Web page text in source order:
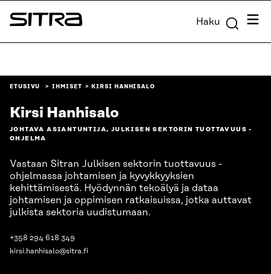
Siirry
suoraan
Sitra Haku
ETUSIVU IHMISET KIRSI HANHISALO
Kirsi Hanhisalo
JOHTAVA ASIANTUNTIJA, JULKISEN SEKTORIN TUOTTAVUUS -
OHJELMA
Vastaan Sitran Julkisen sektorin tuottavuus -
ohjelmassa johtamisen ja kyvykkyyksien
kehittämisestä. Hyödynnän tekoälyä ja dataa
johtamisen ja oppimisen ratkaisuissa, jotka auttavat
julkista sektoria uudistumaan.
+358 294 618 349
kirsi.hanhisalo@sitra.fi